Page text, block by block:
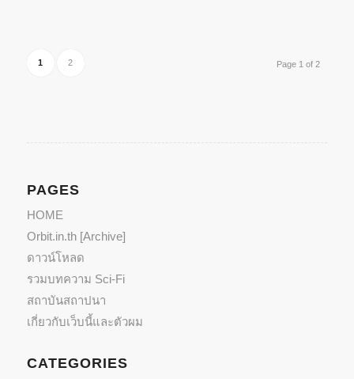
Page 1 of 2
1 2
PAGES
HOME
Orbit.in.th [Archive]
ดาวน์โหลด
รวมบทความ Sci-Fi
สถาบันสถาปนา
เกี่ยวกับเว็บนี้และตัวผม
CATEGORIES